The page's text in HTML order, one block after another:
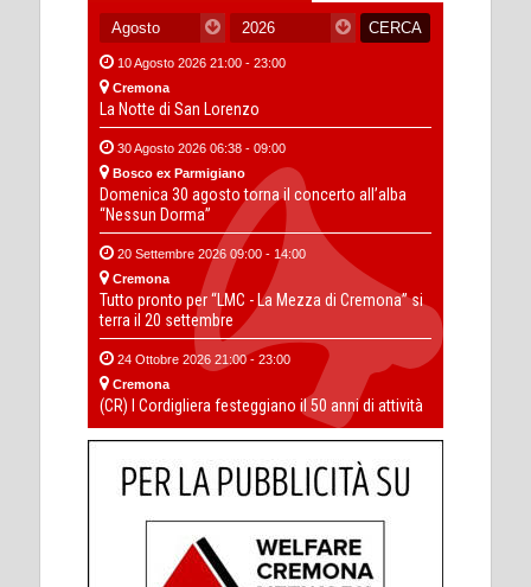
10 Agosto 2026 21:00 - 23:00
Cremona
La Notte di San Lorenzo
30 Agosto 2026 06:38 - 09:00
Bosco ex Parmigiano
Domenica 30 agosto torna il concerto all’alba
“Nessun Dorma”
20 Settembre 2026 09:00 - 14:00
Cremona
Tutto pronto per “LMC - La Mezza di Cremona” si
terra il 20 settembre
24 Ottobre 2026 21:00 - 23:00
Cremona
(CR) I Cordigliera festeggiano il 50 anni di attività